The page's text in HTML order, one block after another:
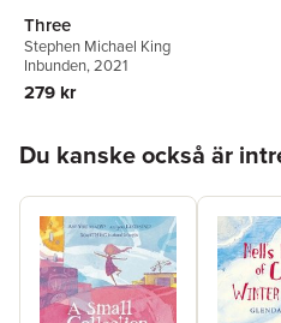
Three
Stephen Michael King
Inbunden, 2021
279 kr
Du kanske också är